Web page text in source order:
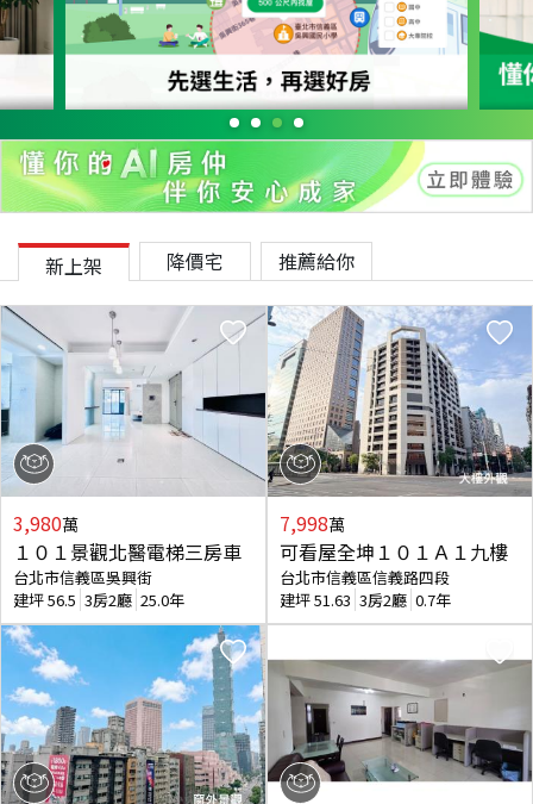
新上架 降價宅 推薦給你
3,980萬
１０１景觀北醫電梯三房車
台北市信義區吳興街
建坪56.5 3房2廳 25.0年
7,998萬
可看屋全坤１０１Ａ１九樓
台北市信義區信義路四段
建坪51.63 3房2廳 0.7年